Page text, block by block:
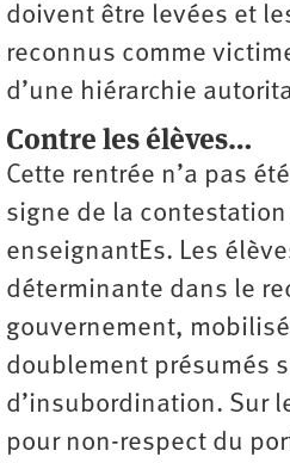
doivent être levées et
reconnus comme
d’une hiérarchie
Contre les élèves…
Cette rentrée n’a pas
signe de la
enseignantEs. Les
déterminante dans le
gouvernement,
doublement présumés
d’insubordination. Sur
pour non-respect du